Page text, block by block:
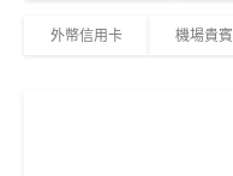
同一張卡可以同時拎
大新 ONE+信用卡 (學
，加基本1%回贈
申請完填Form賺多
可簽賬滿HK$5,000
HK$1,600
外幣信用卡 機場貴